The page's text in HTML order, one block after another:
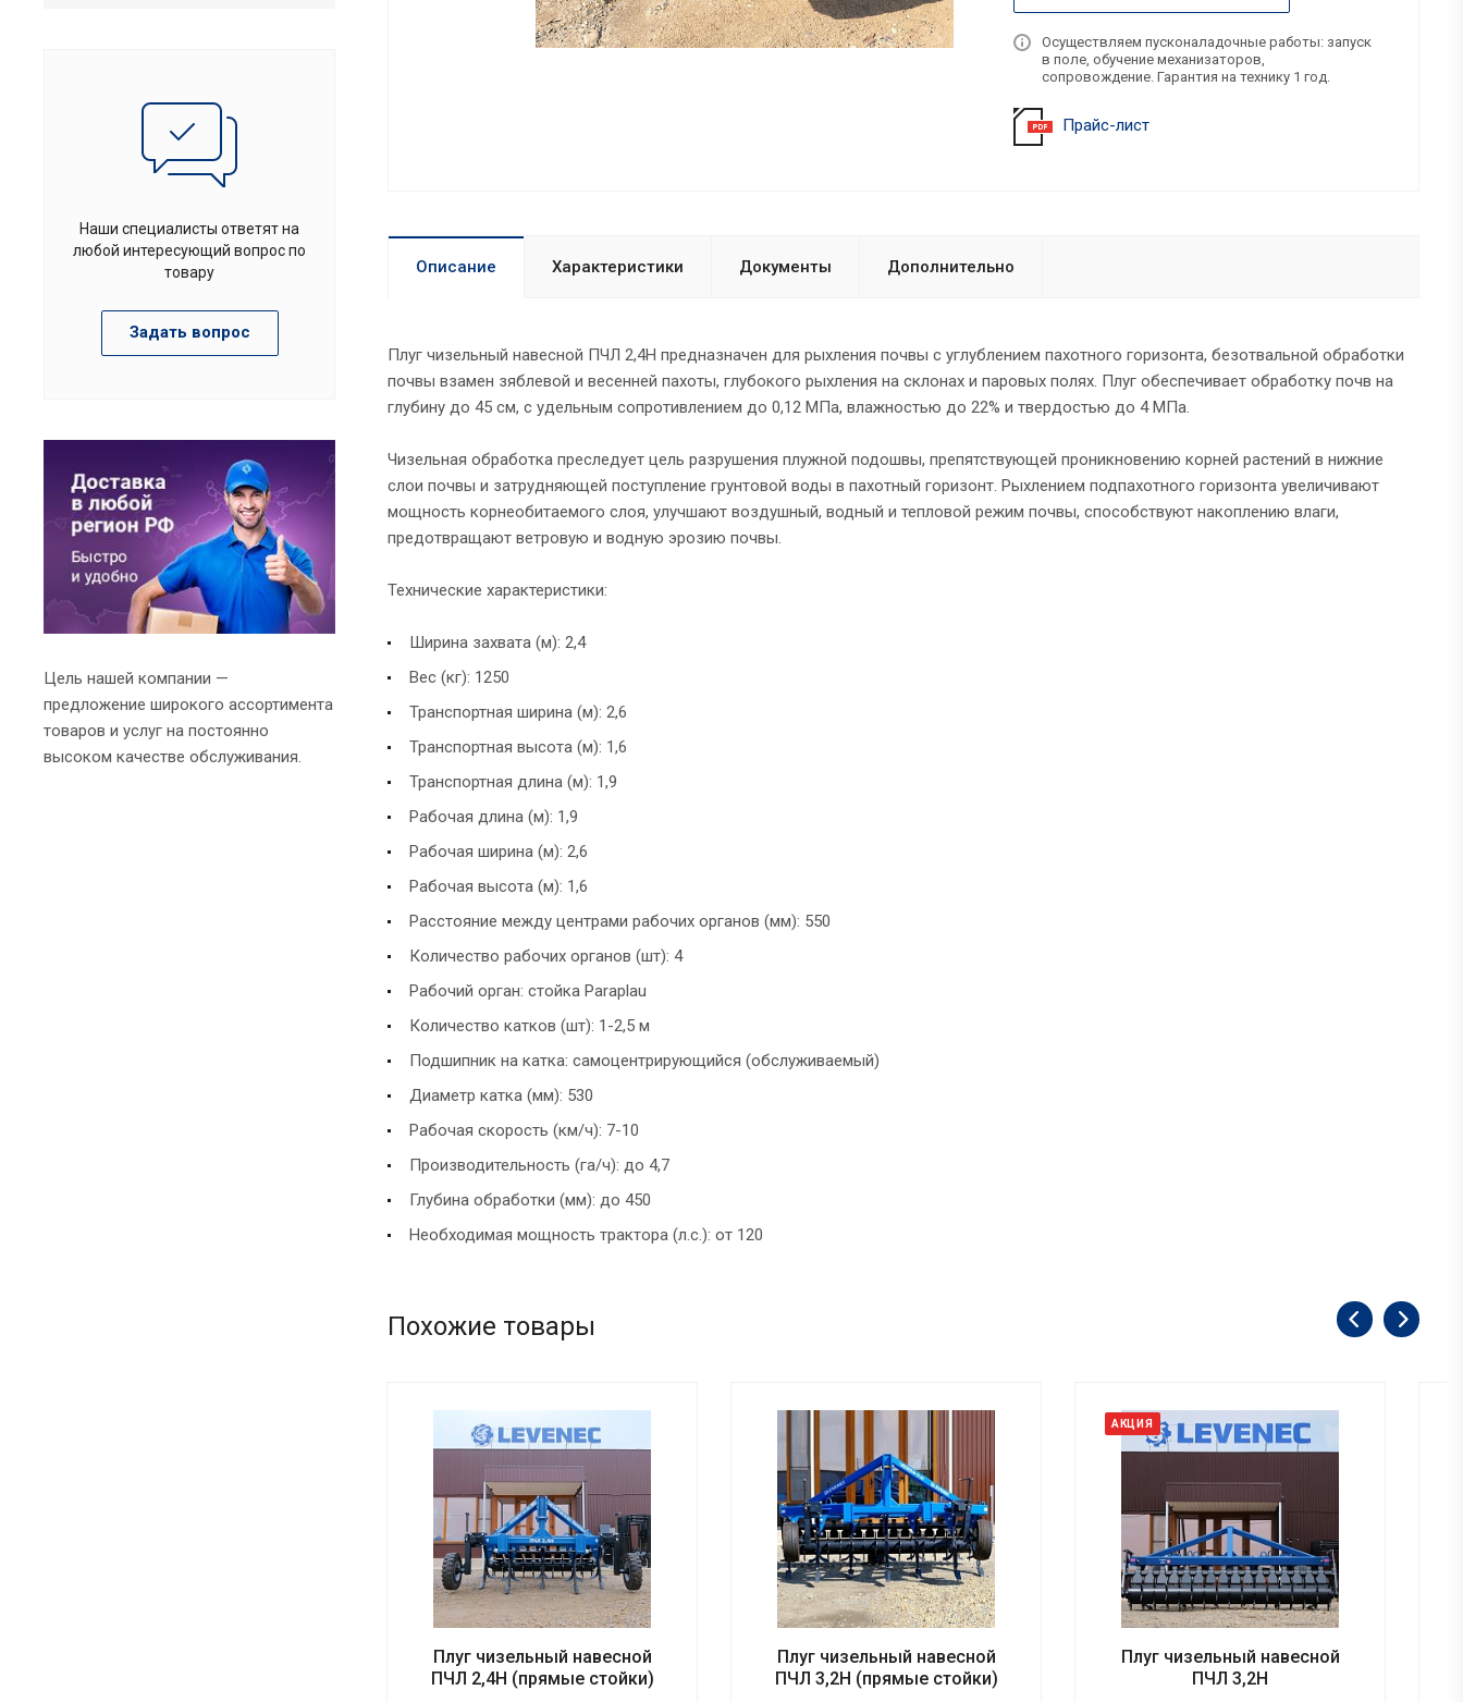
Осуществляем пусконаладочные работы: запуск
в поле, обучение механизаторов,
сопровождение. Гарантия на технику 1 год.
Прайс-лист
Описание Характеристики Документы Дополнительно
Плуг чизельный навесной ПЧЛ 2,4Н предназначен для рыхления почвы с углублением пахотного горизонта, безотвальной обработки
почвы взамен зяблевой и весенней пахоты, глубокого рыхления на склонах и паровых полях. Плуг обеспечивает обработку почв на
глубину до 45 см, с удельным сопротивлением до 0,12 МПа, влажностью до 22% и твердостью до 4 МПа.
Чизельная обработка преследует цель разрушения плужной подошвы, препятствующей проникновению корней растений в нижние
слои почвы и затрудняющей поступление грунтовой воды в пахотный горизонт. Рыхлением подпахотного горизонта увеличивают
мощность корнеобитаемого слоя, улучшают воздушный, водный и тепловой режим почвы, способствуют накоплению влаги,
предотвращают ветровую и водную эрозию почвы.
Технические характеристики:
Ширина захвата (м): 2,4
Вес (кг): 1250
Транспортная ширина (м): 2,6
Транспортная высота (м): 1,6
Транспортная длина (м): 1,9
Рабочая длина (м): 1,9
Рабочая ширина (м): 2,6
Рабочая высота (м): 1,6
Расстояние между центрами рабочих органов (мм): 550
Количество рабочих органов (шт): 4
Рабочий орган: стойка Paraplau
Количество катков (шт): 1-2,5 м
Подшипник на катка: самоцентрирующийся (обслуживаемый)
Диаметр катка (мм): 530
Рабочая скорость (км/ч): 7-10
Производительность (га/ч): до 4,7
Глубина обработки (мм): до 450
Необходимая мощность трактора (л.с.): от 120
Похожие товары
Плуг чизельный навесной
ПЧЛ 2,4Н (прямые стойки)
Плуг чизельный навесной
ПЧЛ 3,2Н (прямые стойки)
АКЦИЯ
Плуг чизельный навесной
ПЧЛ 3,2Н
Наши специалисты ответят на
любой интересующий вопрос по
товару
Задать вопрос
Цель нашей компании —
предложение широкого ассортимента
товаров и услуг на постоянно
высоком качестве обслуживания.